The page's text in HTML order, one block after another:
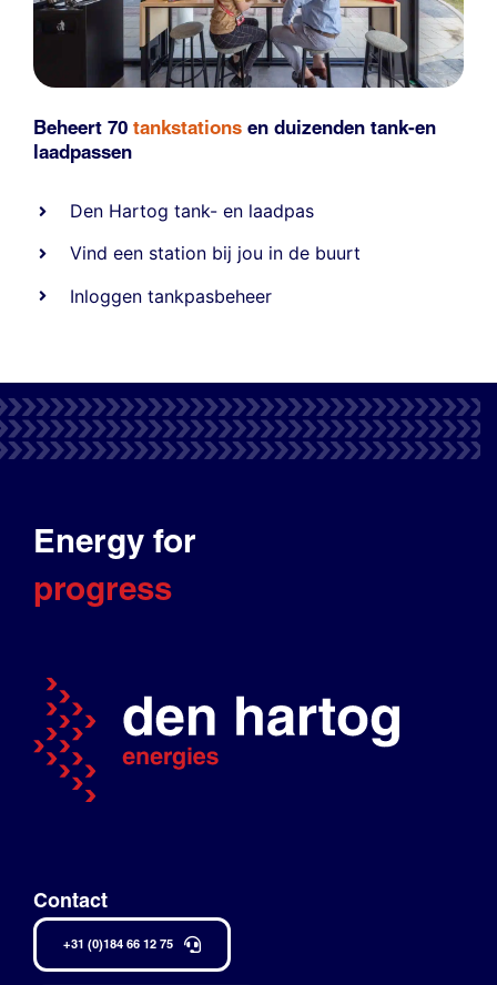
Beheert 70 tankstations en duizenden tank-en
laadpassen
Den Hartog tank- en laadpas
Vind een station bij jou in de buurt
Inloggen tankpasbeheer
Energy for
progress
Contact
+31 (0)184 66 12 75